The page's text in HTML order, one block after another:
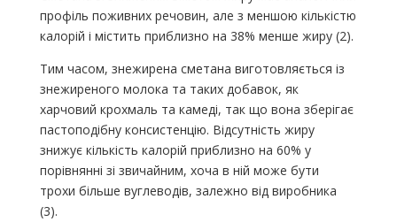
профіль поживних речовин, але з меншою кількістю
калорій і містить приблизно на 38% менше жиру (2).
Тим часом, знежирена сметана виготовляється із
знежиреного молока та таких добавок, як
харчовий крохмаль та камеді, так що вона зберігає
пастоподібну консистенцію. Відсутність жиру
знижує кількість калорій приблизно на 60% у
порівнянні зі звичайним, хоча в ній може бути
трохи більше вуглеводів, залежно від виробника
(3).